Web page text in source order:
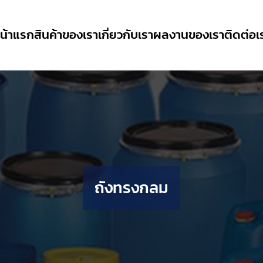
าแรกสินค้าของเราเกี่ยวกับเราผลงานของเราติดต่อเ
ถังทรงกลม